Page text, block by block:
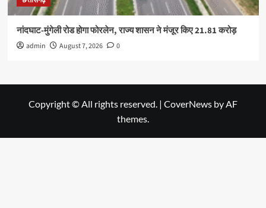
नांदघाट-मुंगेली रोड होगा फोरलेन, राज्य शासन ने मंजूर किए 21.81 करोड़
admin August 7, 2026 0
Copyright © All rights reserved. | CoverNews by AF
themes.